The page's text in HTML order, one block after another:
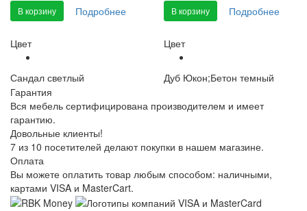
В корзину Подробнее
Цвет
Сандал светлый
В корзину Подробнее
Цвет
Дуб Юкон;Бетон темный
Гарантия
Вся мебель сертифицирована производителем и имеет
гарантию.
Довольные клиенты!
7 из 10 посетителей делают покупки в нашем магазине.
Оплата
Вы можете оплатить товар любым способом: наличными,
картами VISA и MasterCart.